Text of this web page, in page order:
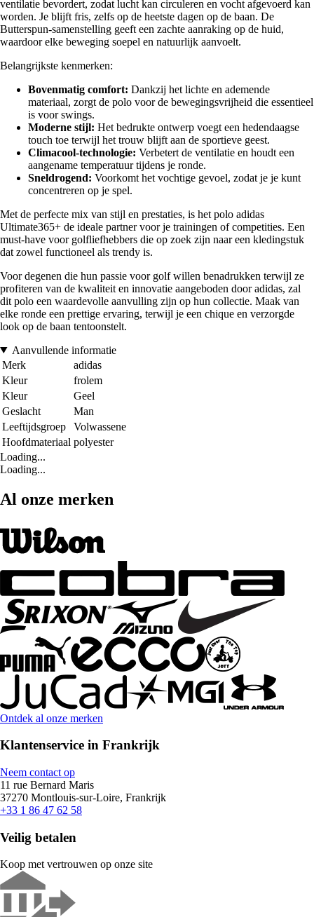
ventilatie bevordert, zodat lucht kan circuleren en vocht afgevoerd kan
worden. Je blijft fris, zelfs op de heetste dagen op de baan. De
Butterspun-samenstelling geeft een zachte aanraking op de huid,
waardoor elke beweging soepel en natuurlijk aanvoelt.
Belangrijkste kenmerken:
Bovenmatig comfort: Dankzij het lichte en ademende
materiaal, zorgt de polo voor de bewegingsvrijheid die essentieel
is voor swings.
Moderne stijl: Het bedrukte ontwerp voegt een hedendaagse
touch toe terwijl het trouw blijft aan de sportieve geest.
Climacool-technologie: Verbetert de ventilatie en houdt een
aangename temperatuur tijdens je ronde.
Sneldrogend: Voorkomt het vochtige gevoel, zodat je je kunt
concentreren op je spel.
Met de perfecte mix van stijl en prestaties, is het polo adidas
Ultimate365+ de ideale partner voor je trainingen of competities. Een
must-have voor golfliefhebbers die op zoek zijn naar een kledingstuk
dat zowel functioneel als trendy is.
Voor degenen die hun passie voor golf willen benadrukken terwijl ze
profiteren van de kwaliteit en innovatie aangeboden door adidas, zal
dit polo een waardevolle aanvulling zijn op hun collectie. Maak van
elke ronde een prettige ervaring, terwijl je een chique en verzorgde
look op de baan tentoonstelt.
Aanvullende informatie
Merk
adidas
Kleur
frolem
Kleur
Geel
Geslacht
Man
Leeftijdsgroep
Volwassene
Hoofdmateriaal polyester
Loading...
Loading...
Al onze merken
Ontdek al onze merken
Klantenservice in Frankrijk
Neem contact op
11 rue Bernard Maris
37270 Montlouis-sur-Loire, Frankrijk
+33 1 86 47 62 58
Veilig betalen
Koop met vertrouwen op onze site